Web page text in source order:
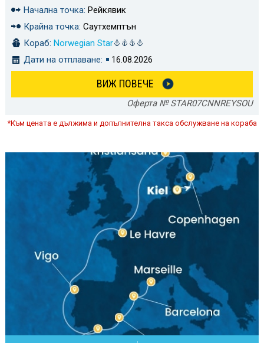
Начална точка: Рейкявик
Крайна точка: Саутхемптън
Кораб: Norwegian Star
Дати на отплаване:
16.08.2026
ВИЖ ПОВЕЧЕ
Оферта № STAR07CNNREYSOU
*Към цената е дължима и допълнителна такса обслужване на кораба